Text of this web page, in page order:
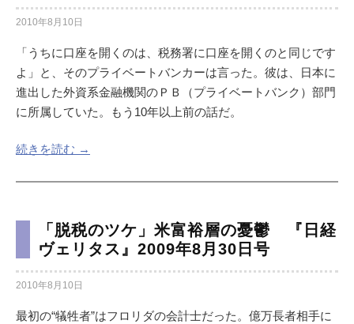
2010年8月10日
「うちに口座を開くのは、税務署に口座を開くのと同じです
よ」と、そのプライベートバンカーは言った。彼は、日本に
進出した外資系金融機関のＰＢ（プライベートバンク）部門
に所属していた。もう10年以上前の話だ。
続きを読む →
「脱税のツケ」米富裕層の憂鬱 『日経
ヴェリタス』2009年8月30日号
2010年8月10日
最初の“犠牲者”はフロリダの会計士だった。億万長者相手に